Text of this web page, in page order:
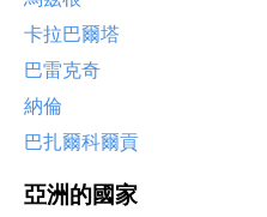
卡拉巴爾塔
巴雷克奇
納倫
巴扎爾科爾貢
亞洲的國家